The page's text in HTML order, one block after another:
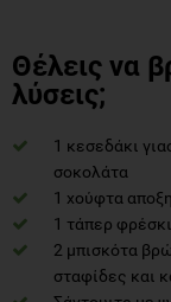
Θέλεις να
λύσεις;
1 κεσεδάκι
σοκολάτα
1 χούφτα
1 τάπερ
2 μπισκότα
σταφίδες και